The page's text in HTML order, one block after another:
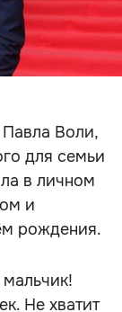
Воли,
для семьи
в личном
и
рождения.
Не хватит